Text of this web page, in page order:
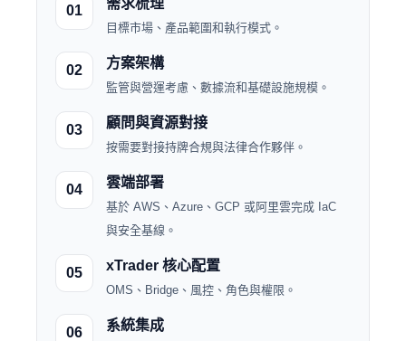
01
目標市場、產品範圍和執行模式。
02 方案架構
監管與營運考慮、數據流和基礎設施規模。
03 顧問與資源對接
按需要對接持牌合規與法律合作夥伴。
04 雲端部署
基於 AWS、Azure、GCP 或阿里雲完成 IaC
與安全基線。
05 xTrader 核心配置
OMS、Bridge、風控、角色與權限。
06 系統集成